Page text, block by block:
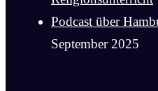
Podcast über
September 2025